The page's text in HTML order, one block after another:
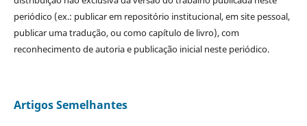
periódico (ex.: publicar em repositório institucional, em site pessoal,
publicar uma tradução, ou como capítulo de livro), com
reconhecimento de autoria e publicação inicial neste periódico.
Artigos Semelhantes